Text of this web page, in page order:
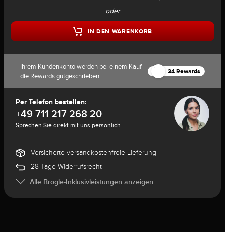
oder
IN DEN WARENKORB
Ihrem Kundenkonto werden bei einem Kauf
die Rewards gutgeschrieben
34 Rewards
Per Telefon bestellen:
+49 711 217 268 20
Sprechen Sie direkt mit uns persönlich
Versicherte versandkostenfreie Lieferung
28 Tage Widerrufsrecht
Alle Brogle-Inklusivleistungen anzeigen